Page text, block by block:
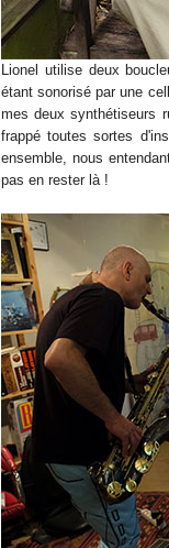
Lionel utilise deux
étant sonorisé par une
mes deux synthétiseurs
frappé toutes sortes
ensemble, nous
pas en rester là !